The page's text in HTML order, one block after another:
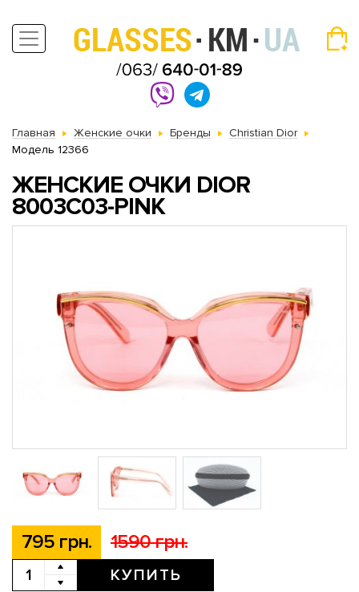
Главная Женские очки Бренды
Christian Dior
Модель 12366
ЖЕНСКИЕ ОЧКИ DIOR
8003C03-PINK
795 грн. 1590 грн.
КУПИТЬ